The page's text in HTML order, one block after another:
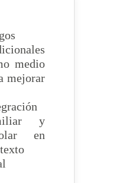
medio
mejorar
y
en